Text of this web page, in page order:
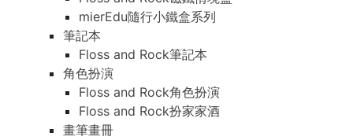
mierEdu隨行小鐵盒系列
筆記本
Floss and Rock筆記本
角色扮演
Floss and Rock角色扮演
Floss and Rock扮家家酒
畫筆畫冊